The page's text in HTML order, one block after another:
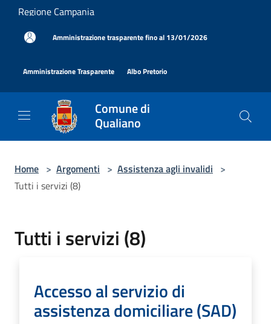
Salta al contenuto principale
Regione Campania
Amministrazione trasparente fino al 13/01/2026
Amministrazione Trasparente Albo Pretorio
Comune di
Qualiano
Home > Argomenti > Assistenza agli invalidi >
Tutti i servizi (8)
Tutti i servizi (8)
Accesso al servizio di
assistenza domiciliare (SAD)